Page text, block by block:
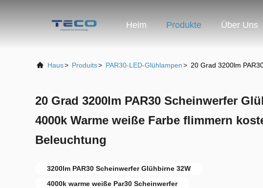
Heim Produkte Über Uns
Haus> Produits> PAR30-LED-Glühlampen> 20 Grad 3200lm
20 Grad 3200lm PAR30 Scheinwerfer
4000k Warme weiße Farbe flimmern
Beleuchtung
3200lm PAR30 Scheinwerfer Glühbirne 32W
4000k warme weiße Par30 Scheinwerfer